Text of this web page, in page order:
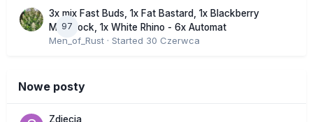
97
3x mix Fast Buds, 1x Fat Bastard, 1x Blackberry
Moonrock, 1x White Rhino - 6x Automat
Men_of_Rust · Started 30 Czerwca
Nowe posty
Zdjecia